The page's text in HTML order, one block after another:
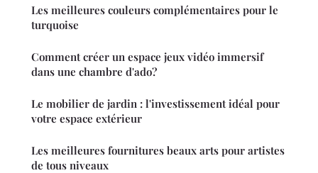
Les meilleures couleurs complémentaires pour le
turquoise
Comment créer un espace jeux vidéo immersif
dans une chambre d'ado?
Le mobilier de jardin : l'investissement idéal pour
votre espace extérieur
Les meilleures fournitures beaux arts pour artistes
de tous niveaux